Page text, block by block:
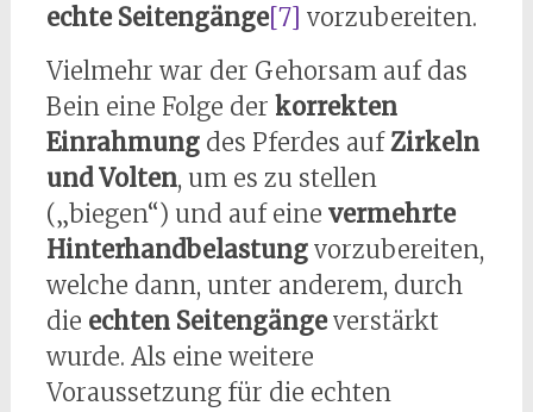
echte Seitengänge[7] vorzubereiten.
Vielmehr war der Gehorsam auf das
Bein eine Folge der korrekten
Einrahmungdes Pferdes aufZirkeln
und Volten, um es zu stellen
(„biegen“) und auf eine vermehrte
Hinterhandbelastungvorzubereiten,
welche dann, unter anderem, durch
die echten Seitengängeverstärkt
wurde. Als eine weitere
Voraussetzung für die echten